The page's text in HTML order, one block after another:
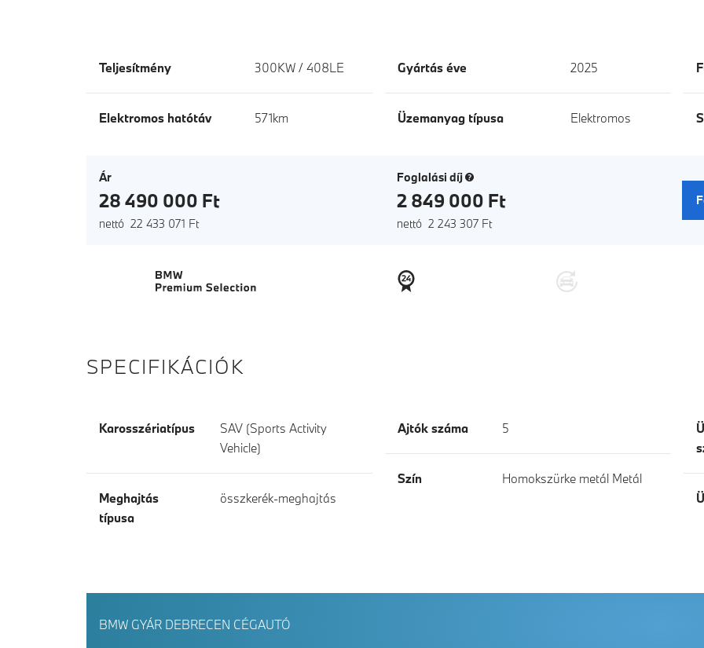
Teljesítmény 300KW / 408LE
Elektromos hatótáv 571km
Gyártás éve 2025
Üzemanyag típusa Elektromos
Ár
28 490 000 Ft
nettó 22 433 071 Ft
Foglalási díj (új ablak)
2 849 000 Ft
nettó 2 243 307 Ft
SPECIFIKÁCIÓK
Karosszériatípus
SAV (Sports Activity
Vehicle)
Meghajtás
típusa
összkerék-meghajtás
Ajtók száma 5
Szín Homokszürke metál Metál
BMW GYÁR DEBRECEN CÉGAUTÓ